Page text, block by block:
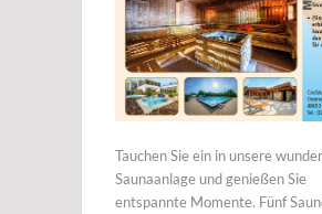
Tauchen Sie ein in unsere
Saunaanlage und genießen Sie
entspannte Momente. Fünf